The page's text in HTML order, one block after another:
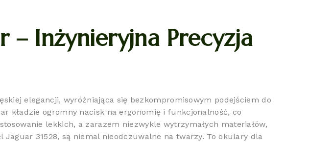
– Inżynieryjna Precyzja
elegancji, wyróżniająca się bezkompromisowym podejściem do
kładzie ogromny nacisk na ergonomię i funkcjonalność, co
lekkich, a zarazem niezwykle wytrzymałych materiałów,
31528, są niemal nieodczuwalne na twarzy. To okulary dla